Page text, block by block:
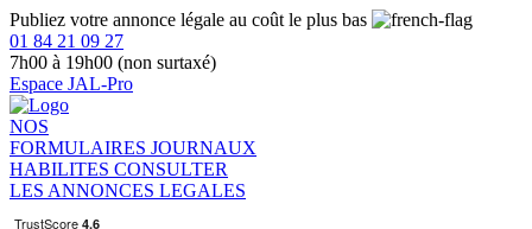
Publiez votre annonce légale au coût le plus bas
01 84 21 09 27
7h00 à 19h00 (non surtaxé)
Espace JAL-Pro
NOS
FORMULAIRES JOURNAUX
HABILITES CONSULTER
LES ANNONCES LEGALES